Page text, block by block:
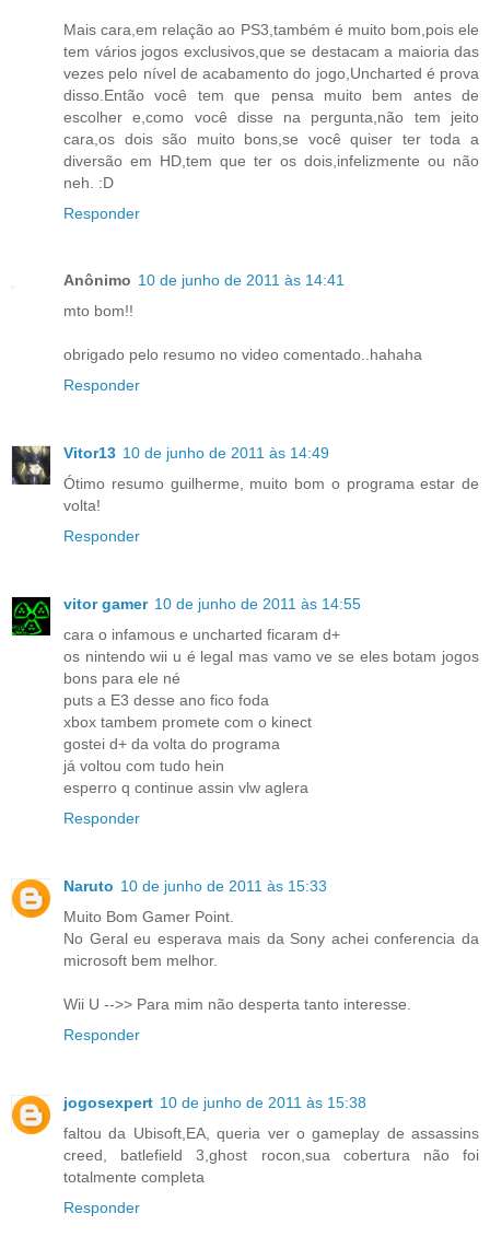
Mais cara,em relação ao PS3,também é muito bom,pois ele
tem vários jogos exclusivos,que se destacam a maioria das
vezes pelo nível de acabamento do jogo,Uncharted é prova
disso.Então você tem que pensa muito bem antes de
escolher e,como você disse na pergunta,não tem jeito
cara,os dois são muito bons,se você quiser ter toda a
diversão em HD,tem que ter os dois,infelizmente ou não
neh. :D
Responder
Anônimo 10 de junho de 2011 às 14:41
mto bom!!
obrigado pelo resumo no video comentado..hahaha
Responder
Vitor13 10 de junho de 2011 às 14:49
Ótimo resumo guilherme, muito bom o programa estar de
volta!
Responder
vitor gamer 10 de junho de 2011 às 14:55
cara o infamous e uncharted ficaram d+
os nintendo wii u é legal mas vamo ve se eles botam jogos
bons para ele né
puts a E3 desse ano fico foda
xbox tambem promete com o kinect
gostei d+ da volta do programa
já voltou com tudo hein
esperro q continue assin vlw aglera
Responder
Naruto 10 de junho de 2011 às 15:33
Muito Bom Gamer Point.
No Geral eu esperava mais da Sony achei conferencia da
microsoft bem melhor.
Wii U -->> Para mim não desperta tanto interesse.
Responder
jogosexpert 10 de junho de 2011 às 15:38
faltou da Ubisoft,EA, queria ver o gameplay de assassins
creed, batlefield 3,ghost rocon,sua cobertura não foi
totalmente completa
Responder